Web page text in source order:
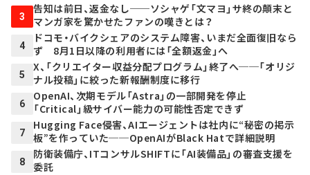
3
告知は前日、返金なし──ソシャゲ「文マヨ」サ終の顛末と
マンガ家を驚かせたファンの嘆きとは？
4
ドコモ・バイクシェアのシステム障害、いまだ全面復旧なら
ず 8月1日以降の利用者には「全額返金」へ
5
X、「クリエイター収益分配プログラム」終了へ──「オリジ
ナル投稿」に絞った新報酬制度に移行
6
OpenAI、次期モデル「Astra」の一部開発を停止
「Critical」級サイバー能力の可能性否定できず
7
Hugging Face侵害、AIエージェントは社内に“秘密の掲示
板”を作っていた──OpenAIがBlack Hatで詳細説明
8
防衛装備庁、ITコンサルSHIFTに「AI装備品」の審査支援を
委託